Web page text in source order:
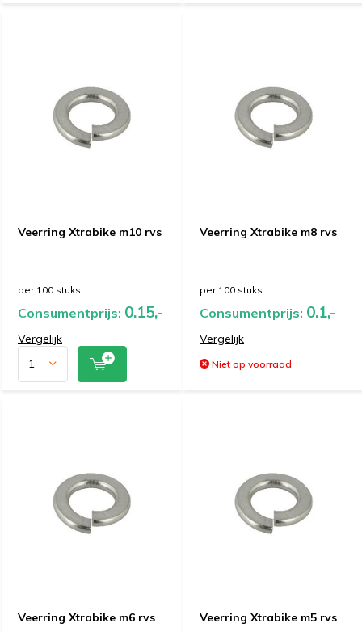
Veerring Xtrabike m10 rvs
per 100 stuks
Consumentprijs: 0.15,-
Vergelijk
Veerring Xtrabike m8 rvs
per 100 stuks
Consumentprijs: 0.1,-
Vergelijk
Niet op voorraad
Veerring Xtrabike m6 rvs Veerring Xtrabike m5 rvs